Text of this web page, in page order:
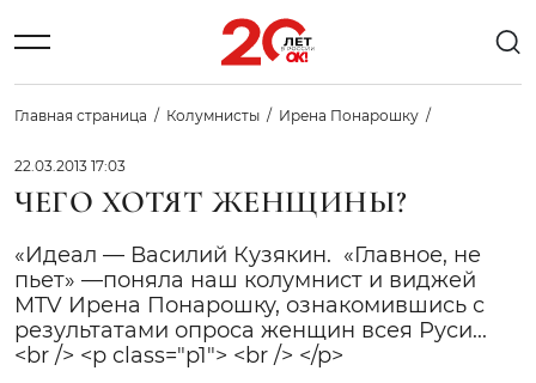
Главная страница Колумнисты Ирена Понарошку
22.03.2013 17:03
ЧЕГО ХОТЯТ ЖЕНЩИНЫ?
«Идеал — Василий Кузякин. «Главное, не
пьет» —поняла наш колумнист и виджей
MTV Ирена Понарошку, ознакомившись с
результатами опроса женщин всея Руси...
<br /> <p class="p1"> <br /> </p>